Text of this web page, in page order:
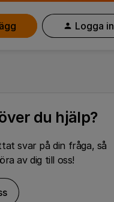
Logga in
du hjälp?
svar på din fråga, så
av dig till oss!